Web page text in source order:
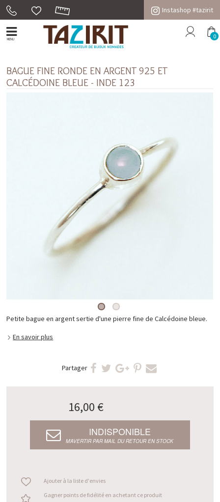
Instashop #tazirit
MENU 0
BAGUE FINE RONDE EN ARGENT 925 ET
CALCÉDOINE BLEUE - INDE 123
Petite bague en argent sertie d'une pierre fine de Calcédoine bleue.
En savoir plus
Partager
16,00 €
INDISPONIBLE
M’AVERTIR PAR MAIL DU RETOUR EN STOCK
Ajouter à la liste d'envies
Gagner points de fidélité en achetant ce produit